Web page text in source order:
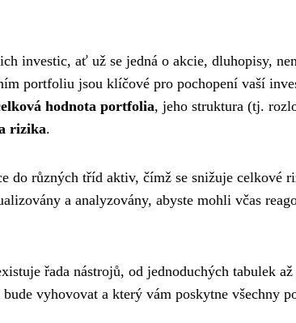
investic, ať už se jedná o akcie, dluhopisy,
portfoliu jsou klíčové pro pochopení vaší
hodnota portfolia, jeho struktura (tj.
rizika.
do různých tříd aktiv, čímž se snižuje celkové
a analyzovány, abyste mohli včas
řada nástrojů, od jednoduchých tabulek
vyhovovat a který vám poskytne všechny